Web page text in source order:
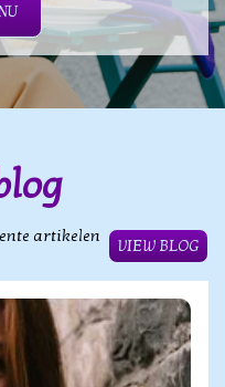
artikelen
VIEW BLOG